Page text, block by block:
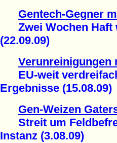
Gentech-Gegner
Zwei Wochen Haft
(22.09.09)
Verunreinigungen
EU-weit
Ergebnisse (15.08.09)
Gen-Weizen
Streit um
Instanz (3.08.09)